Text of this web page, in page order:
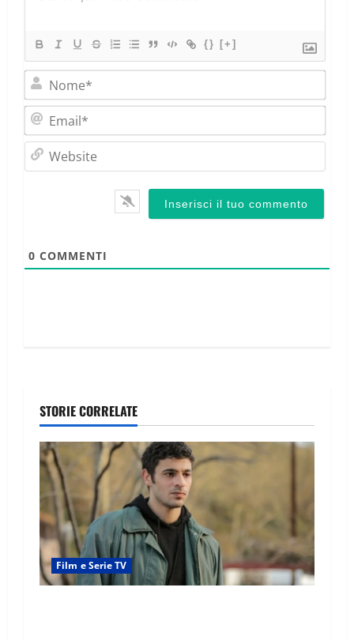
{} [+]
0 COMMENTI
STORIE CORRELATE
Film e Serie TV